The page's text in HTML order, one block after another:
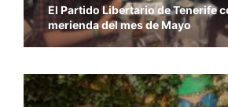
El Partido Libertario de Tenerife
merienda del mes de Mayo